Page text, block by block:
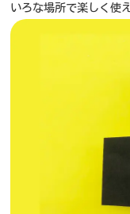
いろな場所で楽しく使